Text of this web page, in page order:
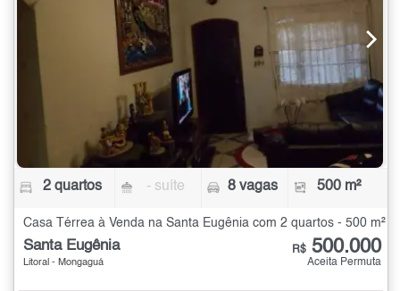
2 quartos - suíte 8 vagas 500 m²
Casa Térrea à Venda na Santa Eugênia com 2 quartos - 500 m²
Santa Eugênia
Litoral - Mongaguá
R$ 500.000
Aceita Permuta